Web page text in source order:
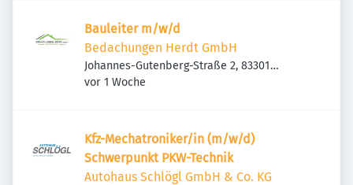
Bauleiter m/w/d
Bedachungen Herdt GmbH
Johannes-Gutenberg-Straße 2, 83301
Traunreut, Deutschland
Veröffentlicht
vor 1 Woche
Kfz-Mechatroniker/in (m/w/d)
Schwerpunkt PKW-Technik
Autohaus Schlögl GmbH & Co. KG